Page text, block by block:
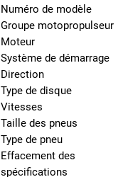
Numéro de modèle
Groupe motopropulseur
Moteur
Système de démarrage
Direction
Type de disque
Vitesses
Taille des pneus
Type de pneu
Effacement des
spécifications